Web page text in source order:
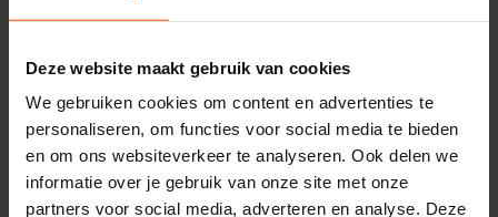
Deze website maakt gebruik van cookies
We gebruiken cookies om content en advertenties te
personaliseren, om functies voor social media te bieden
en om ons websiteverkeer te analyseren. Ook delen we
informatie over je gebruik van onze site met onze
partners voor social media, adverteren en analyse. Deze
lang over na, maar ga af op je
eerste gevoel.
Rangschik de kaartjes per rij op
volgorde van belangrijkheid.